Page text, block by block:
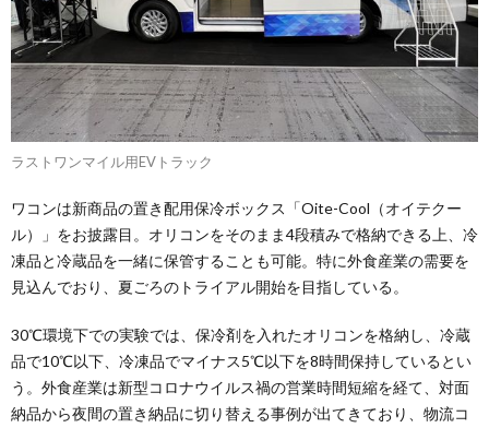
ラストワンマイル用EVトラック
ワコンは新商品の置き配用保冷ボックス「Oite-Cool（オイテクー
ル）」をお披露目。オリコンをそのまま4段積みで格納できる上、冷
凍品と冷蔵品を一緒に保管することも可能。特に外食産業の需要を
見込んでおり、夏ごろのトライアル開始を目指している。
30℃環境下での実験では、保冷剤を入れたオリコンを格納し、冷蔵
品で10℃以下、冷凍品でマイナス5℃以下を8時間保持しているとい
う。外食産業は新型コロナウイルス禍の営業時間短縮を経て、対面
納品から夜間の置き納品に切り替える事例が出てきており、物流コ